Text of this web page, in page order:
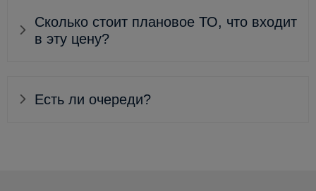
Сколько стоит плановое ТО, что входит
в эту цену?
Есть ли очереди?